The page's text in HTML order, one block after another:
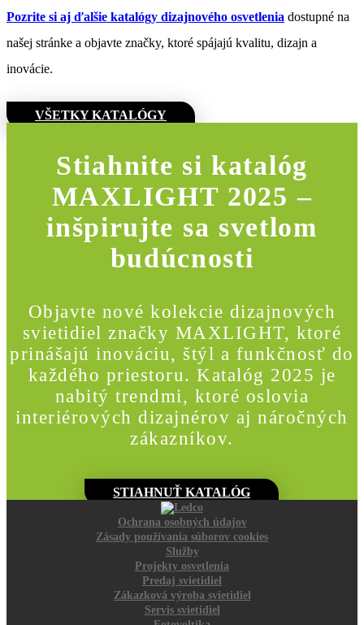
Pozrite si aj ďalšie katalógy dizajnového osvetlenia dostupné na
našej stránke a objavte značky, ktoré spájajú kvalitu, dizajn a
inovácie.
VŠETKY KATALÓGY
Stiahnite si katalóg
MAXLIGHT 2025 –
inšpirujte sa svetlom
budúcnosti
Objavte nové kolekcie dizajnových
svietidiel značky MAXLIGHT, ktoré
prinášajú inováciu, štýl a funkčnosť do
každého priestoru. Katalóg 2025 je
nabitý trendmi, ktoré oslovia
interiérových dizajnérov aj náročných
zákazníkov.
STIAHNUŤ KATALÓG
Ochrana osobných údajov
Zásady používania súborov cookies
Služby
Projekty osvetlenia
Predaj svietidiel
Zákazková výroba svietidiel
Servis svietidiel